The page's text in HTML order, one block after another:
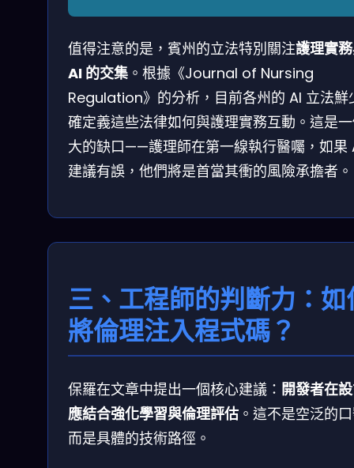
值得注意的是，賓州的立法特別關注護理實
AI 的交集 。根據《Journal of Nursing
Regulation》的分析，目前各州的 AI 立法鮮
確定義這些法律如何與護理實務互動。這是
大的缺口——護理師在第一線執行醫囑，如果
建議有誤，他們將是首當其衝的風險承擔者。
三、工程師的判斷力：如
將倫理注入程式碼？
保羅在文章中提出一個核心建議： 開發者在
應結合強化學習與倫理評估 。這不是空泛的
而是具體的技術路徑。